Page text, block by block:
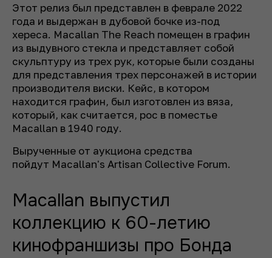
Этот релиз был представлен в феврале 2022
года и выдержан в дубовой бочке из-под
хереса. Macallan The Reach помещен в графин
из выдувного стекла и представляет собой
скульптуру из трех рук, которые были созданы
для представления трех персонажей в истории
производителя виски. Кейс, в котором
находится графин, был изготовлен из вяза,
который, как считается, рос в поместье
Macallan в 1940 году.
Вырученные от аукциона средства
пойдут Macallan's Artisan Collective Forum.
Macallan выпустил
коллекцию к 60-летию
кинофраншизы про Бонда